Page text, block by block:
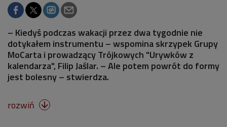
– Kiedyś podczas wakacji przez dwa tygodnie nie
dotykałem instrumentu – wspomina skrzypek Grupy
MoCarta i prowadzący Trójkowych "Urywków z
kalendarza", Filip Jaślar. – Ale potem powrót do formy
jest bolesny – stwierdza.
rozwiń 